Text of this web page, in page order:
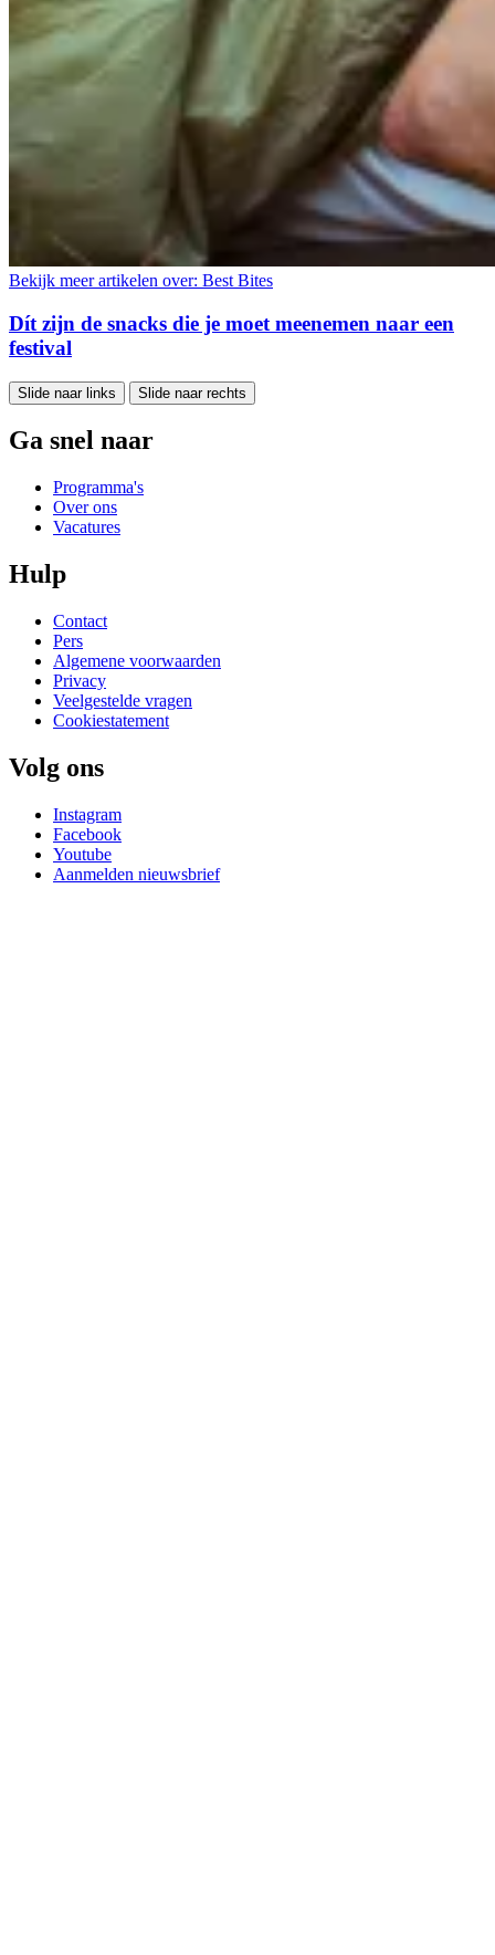
Bekijk meer artikelen over: Best Bites
Dít zijn de snacks die je moet meenemen naar een
festival
Slide naar links Slide naar rechts
Ga snel naar
Programma's
Over ons
Vacatures
Hulp
Contact
Pers
Algemene voorwaarden
Privacy
Veelgestelde vragen
Cookiestatement
Volg ons
Instagram
Facebook
Youtube
Aanmelden nieuwsbrief